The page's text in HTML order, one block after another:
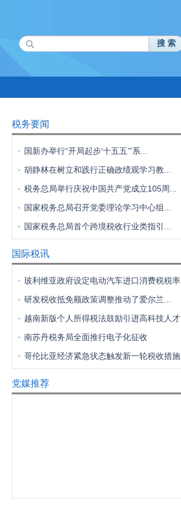
搜 索
税务要闻
国新办举行“开局起步‘十五五’”系...
胡静林在树立和践行正确政绩观学习教...
税务总局举行庆祝中国共产党成立105周...
国家税务总局召开党委理论学习中心组...
国家税务总局首个跨境税收行业类指引...
国际税讯
玻利维亚政府设定电动汽车进口消费税税率
研发税收抵免额政策调整推动了爱尔兰...
越南新版个人所得税法鼓励引进高科技人才
南苏丹税务局全面推行电子化征收
哥伦比亚经济紧急状态触发新一轮税收措施
党媒推荐